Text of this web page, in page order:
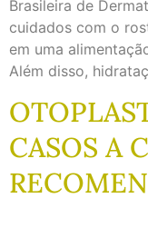
Brasileira de
cuidados com o
em uma
Além disso,
CASOS A